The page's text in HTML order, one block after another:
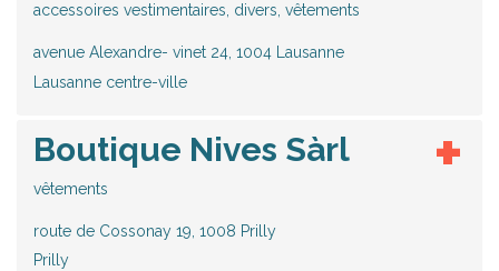
accessoires vestimentaires, divers, vêtements
avenue Alexandre- vinet 24, 1004 Lausanne
Lausanne centre-ville
Boutique Nives Sàrl
vêtements
route de Cossonay 19, 1008 Prilly
Prilly